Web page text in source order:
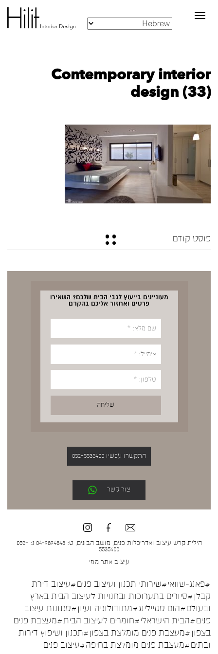
Toggle
navigation
Contemporary interior
design (33)
פוסט קודם
מעוניינים בייעוץ לגבי הבית שלכם? השאירו
פרטים ואחזור אליכם בהקדם
התקשרו עכשיו 052-5535400
צור קשר
הילית קרש עיצוב ואדריכלות פנים, מושב הבונים, ט: 04-9894848 נ: 052-
5535400
עיצוב אתר מוזי
#פאנג-שוואי#שירותי תכנון ועיצוב פנים#עיצוב דירת
קבלן #סיורים בתערוכות ובחנויות לעיצוב הבית בארץ
ובעולם#הום סטיילינג#מתודולוגיה ועיון #סגנונות עיצוב
פנים#הבית הישראלי#חומרים לעיצוב הבית#מעצבת פנים
בצפון #מעצבת פנים מומלצת בצפון#תכנון ושיפוץ דירות
ובתים#מעצבת פנים מומלצת בחיפה#עיצוב פנים